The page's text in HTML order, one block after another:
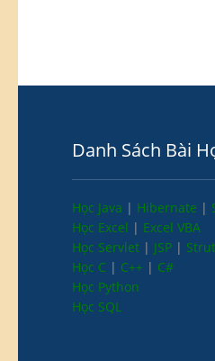
Danh Sách Bài
Học Java | Hibernate |
Học Excel | Excel VBA
Học Servlet | JSP |
Học C | C++ | C#
Học Python
Học SQL